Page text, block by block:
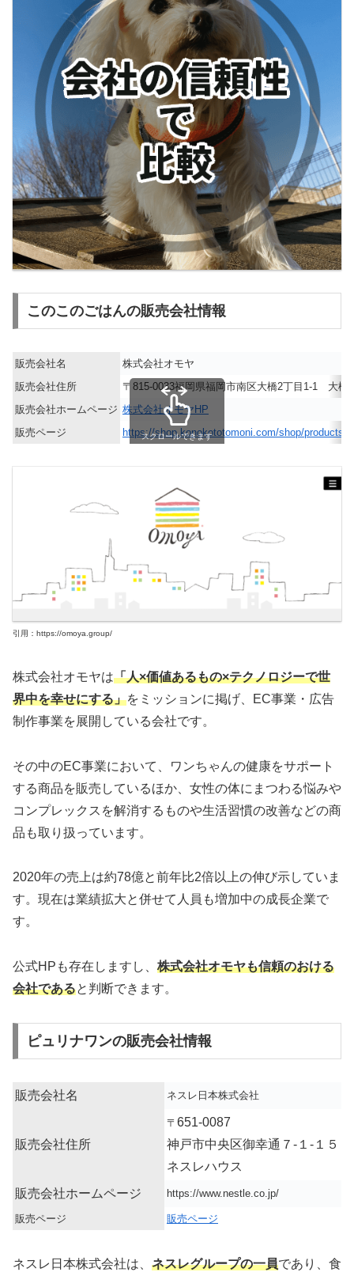
このこのごはんの販売会社情報
販売会社名
株式会社オモヤ
販売会社住所
〒815-0033福岡県福岡市南区大橋2丁目1-1 大橋
販売会社ホームページ 株式会社オモヤHP
販売ページ
https://shop.konokototomoni.com/shop/products/
スクロールできます
引用：https://omoya.group/
株式会社オモヤは「人×価値あるもの×テクノロジーで世
界中を幸せにする」をミッションに掲げ、EC事業・広告
制作事業を展開している会社です。
その中のEC事業において、ワンちゃんの健康をサポート
する商品を販売しているほか、女性の体にまつわる悩みや
コンプレックスを解消するものや生活習慣の改善などの商
品も取り扱っています。
2020年の売上は約78億と前年比2倍以上の伸び示していま
す。現在は業績拡大と併せて人員も増加中の成長企業で
す。
公式HPも存在しますし、 株式会社オモヤも信頼のおける
会社であると判断できます。
ピュリナワンの販売会社情報
販売会社名 ネスレ日本株式会社
販売会社住所
〒 651-0087
神戸市中央区御幸通７-１-１５
ネスレハウス
販売会社ホームページ
https://www.nestle.co.jp/
販売ページ 販売ページ
ネスレ日本株式会社は、 ネスレグループの一員であり、食